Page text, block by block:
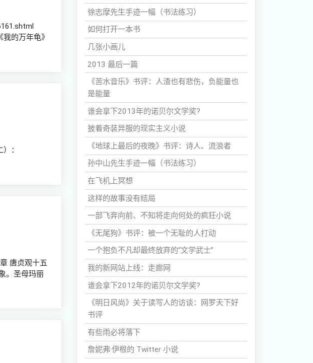
的万年龟》
：
唐贞观十五
。圣母玛丽
徐志摩先生手迹一幅（书法练习）
如何打开一本书
几张小画儿
2013 最后一篇
《苦水音乐》书评：人渣也有悲伤，负能量也
是能量
谁会拿下2013年的诺贝尔文学奖?
披着奇装异服的现实主义小说
《地球上最后的夜晚》书评：诗人、流浪者
孙中山先生手迹一幅（书法练习）
在飞机上冥想
这样的故事没有结局
一部飞奔向前、不知将走向何处的疯狂小说
《无尾狗》书评：被一个无耻的人打动
一个抱负不凡却最终放弃的“文学武士”
我的新网站上线：走廊网
谁会拿下2012年的诺贝尔文学奖?
《明日风尚》关于读写人的访谈：网罗天下好
书评
有些雨必将落下
詹妮弗·伊根的 Twitter 小说